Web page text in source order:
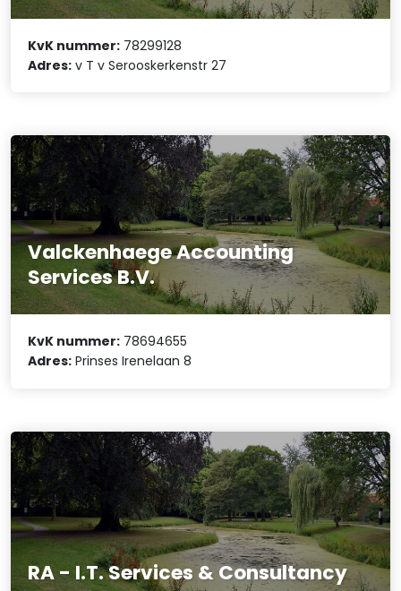
KvK nummer: 78299128
Adres: v T v Serooskerkenstr 27
Valckenhaege Accounting
Services B.V.
KvK nummer: 78694655
Adres: Prinses Irenelaan 8
RA - I.T. Services & Consultancy